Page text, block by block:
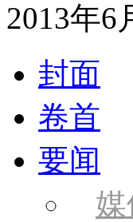
2013年6
封面
卷首
要闻